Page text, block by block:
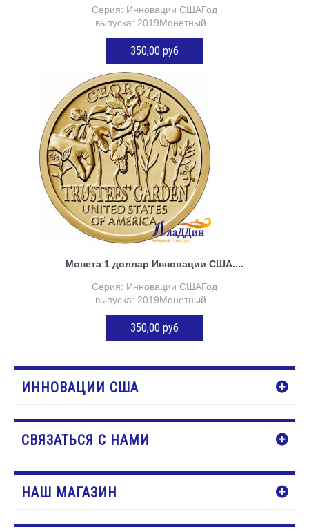
Серия: Инновации СШАГод
выпуска: 2019Монетный...
350,00 руб
ДОБАВИТЬ В КОРЗИНУ
Монета 1 доллар Инновации США....
Серия: Инновации СШАГод
выпуска: 2019Монетный...
350,00 руб
ИННОВАЦИИ США
СВЯЗАТЬСЯ С НАМИ
НАШ МАГАЗИН